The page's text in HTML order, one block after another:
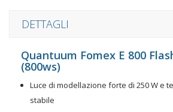
DETTAGLI
Quantuum Fomex E 800
(800ws)
Luce di modellazione forte di 250 W e
stabile